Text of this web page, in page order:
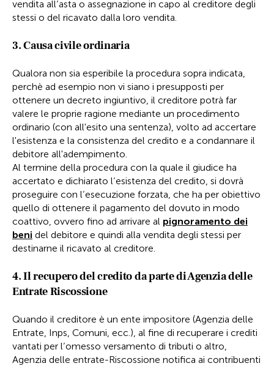
vendita all’asta o assegnazione in capo al creditore degli
stessi o del ricavato dalla loro vendita.
3. Causa civile ordinaria
Qualora non sia esperibile la procedura sopra indicata,
perchè ad esempio non vi siano i presupposti per
ottenere un decreto ingiuntivo, il creditore potrà far
valere le proprie ragione mediante un procedimento
ordinario (con all'esito una sentenza), volto ad accertare
l'esistenza e la consistenza del credito e a condannare il
debitore all'adempimento.
Al termine della procedura con la quale il giudice ha
accertato e dichiarato l’esistenza del credito, si dovrà
proseguire con l’esecuzione forzata, che ha per obiettivo
quello di ottenere il pagamento del dovuto in modo
coattivo, ovvero fino ad arrivare al pignoramento dei
beni del debitore e quindi alla vendita degli stessi per
destinarne il ricavato al creditore.
4. Il recupero del credito da parte di Agenzia delle
Entrate Riscossione
Quando il creditore è un ente impositore (Agenzia delle
Entrate, Inps, Comuni, ecc.), al fine di recuperare i crediti
vantati per l’omesso versamento di tributi o altro,
Agenzia delle entrate-Riscossione notifica ai contribuenti